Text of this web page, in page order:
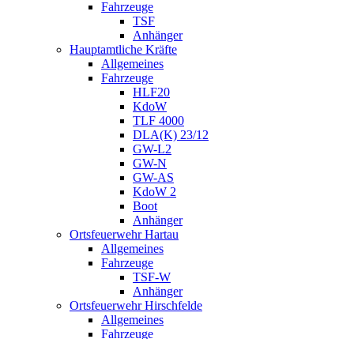
Fahrzeuge
TSF
Anhänger
Hauptamtliche Kräfte
Allgemeines
Fahrzeuge
HLF20
KdoW
TLF 4000
DLA(K) 23/12
GW-L2
GW-N
GW-AS
KdoW 2
Boot
Anhänger
Ortsfeuerwehr Hartau
Allgemeines
Fahrzeuge
TSF-W
Anhänger
Ortsfeuerwehr Hirschfelde
Allgemeines
Fahrzeuge